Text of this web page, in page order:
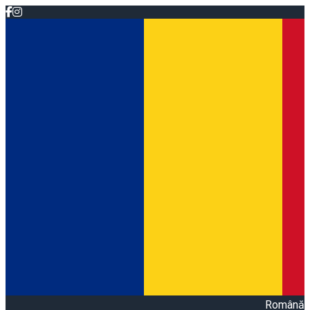
Română